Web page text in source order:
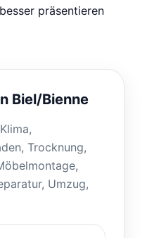
präsentieren
Biel/Bienne
Trocknung,
Umzug,